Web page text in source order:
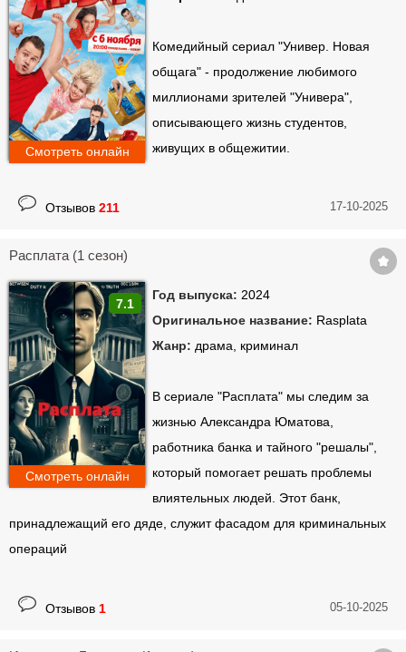
Комедийный сериал "Универ. Новая
общага" - продолжение любимого
миллионами зрителей "Универа",
описывающего жизнь студентов,
живущих в общежитии.
Смотреть онлайн
Отзывов 211 17-10-2025
Расплата (1 сезон)
7.1
Год выпуска: 2024
Оригинальное название: Rasplata
Жанр: драма, криминал
В сериале "Расплата" мы следим за
жизнью Александра Юматова,
работника банка и тайного "решалы",
который помогает решать проблемы
влиятельных людей. Этот банк,
принадлежащий его дяде, служит фасадом для криминальных
операций
Смотреть онлайн
Отзывов 1 05-10-2025